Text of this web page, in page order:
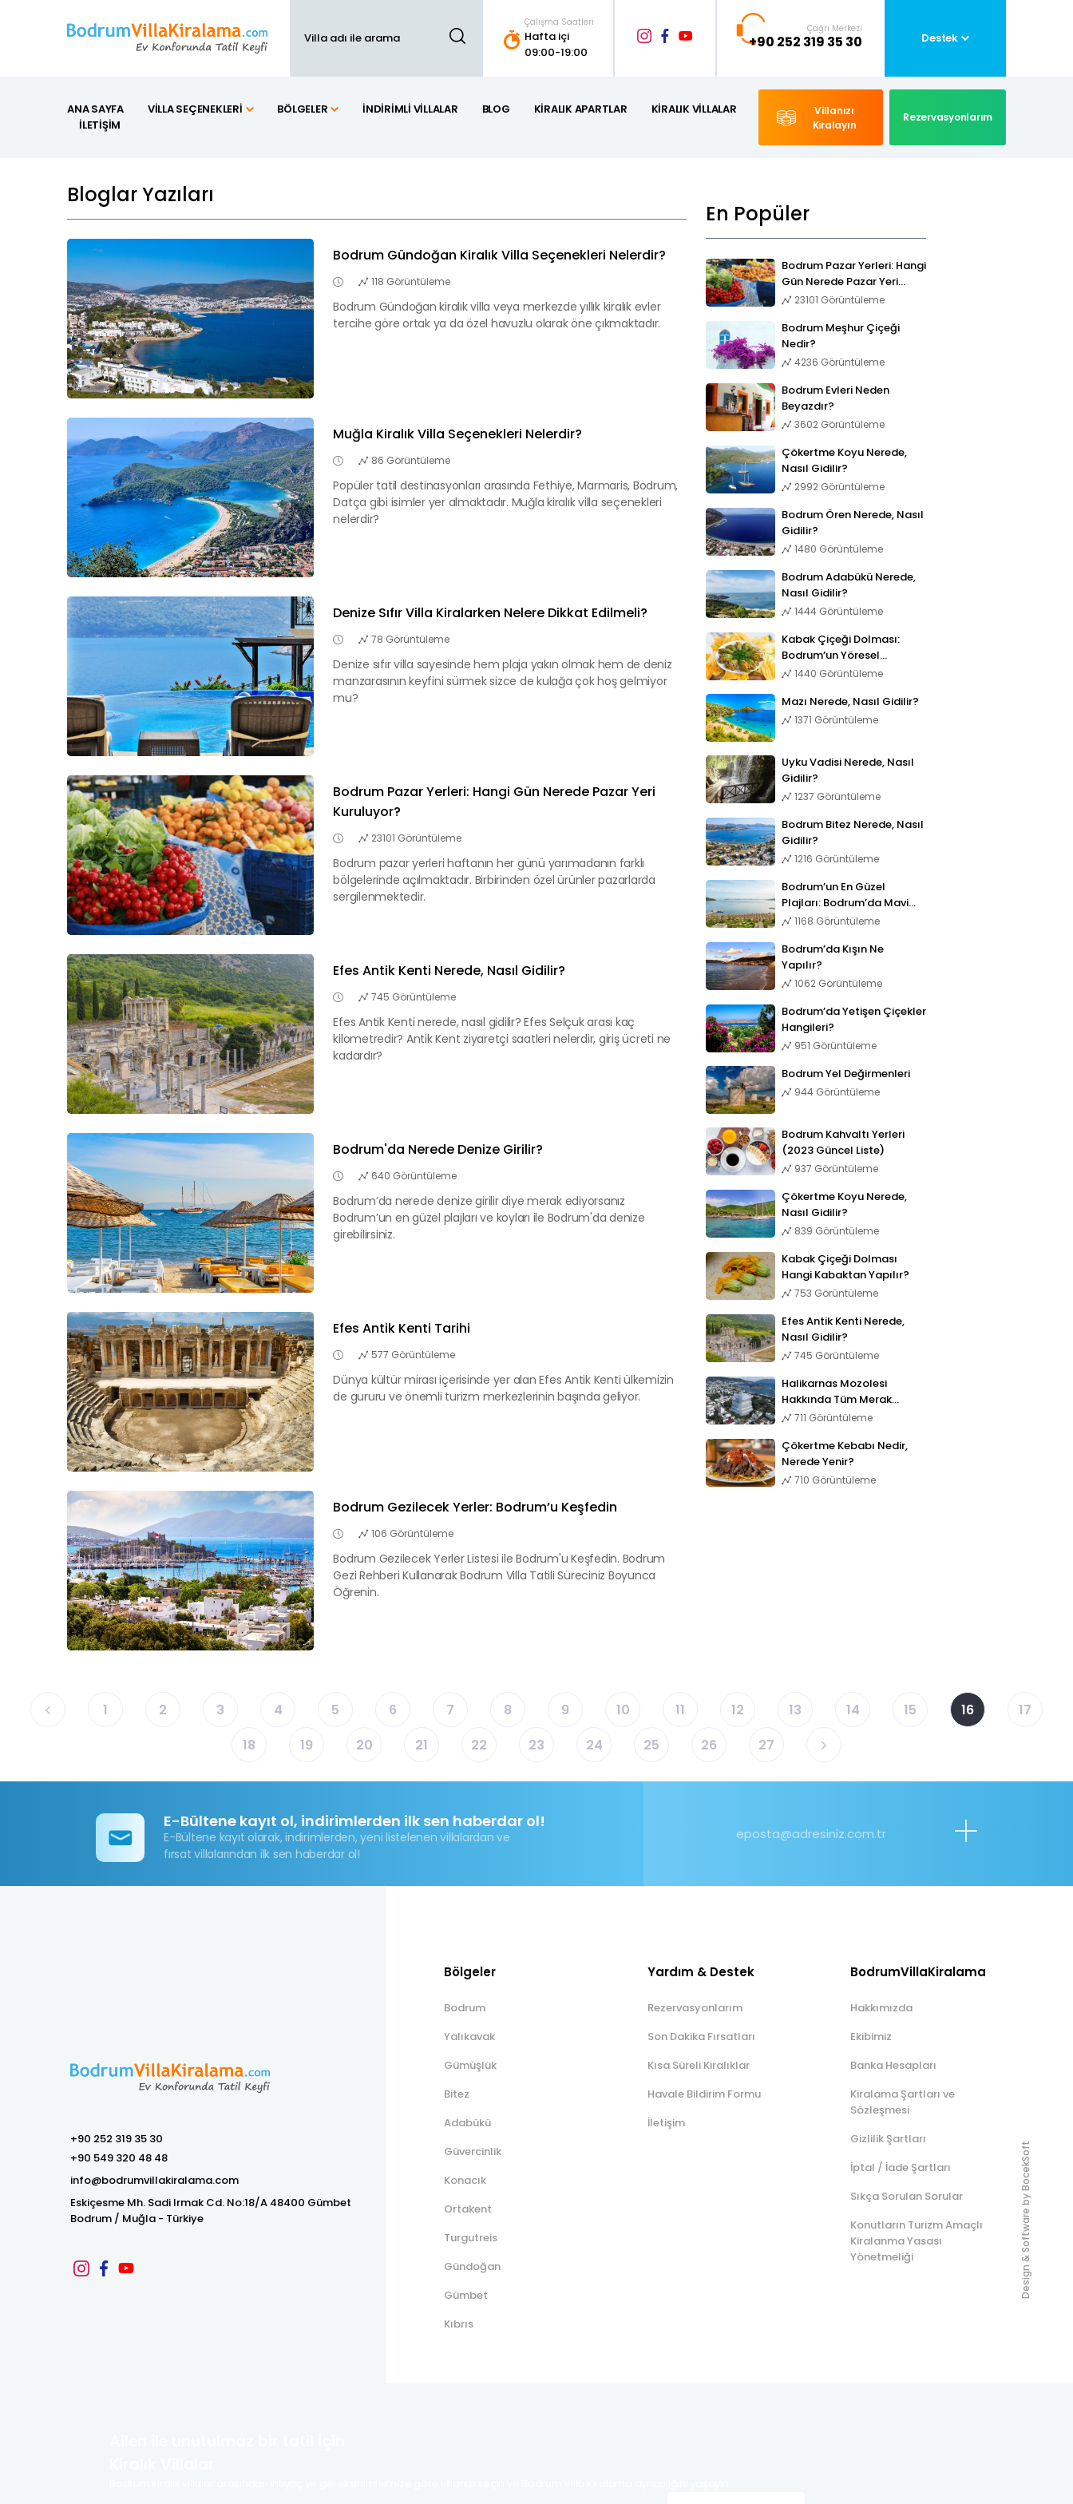
Çalışma Saatleri
Hafta içi
09:00-19:00
Çağrı Merkezi
+90 252 319 35 30 Destek
ANA SAYFA VILLA SEÇENEKLERI BÖLGELER İNDIRIMLI VILLALAR BLOG KIRALIK APARTLAR
KIRALIK VILLALAR
İLETIŞIM
Villanızı
Kiralayın
Rezervasyonlarım
Bloglar Yazıları
Bodrum Gündoğan Kiralık Villa Seçenekleri Nelerdir?
118 Görüntüleme
Bodrum Gündoğan kiralık villa veya merkezde yıllık kiralık evler
tercihe göre ortak ya da özel havuzlu olarak öne çıkmaktadır.
Muğla Kiralık Villa Seçenekleri Nelerdir?
86 Görüntüleme
Popüler tatil destinasyonları arasında Fethiye, Marmaris, Bodrum,
Datça gibi isimler yer almaktadır. Muğla kiralık villa seçenekleri
nelerdir?
Denize Sıfır Villa Kiralarken Nelere Dikkat Edilmeli?
78 Görüntüleme
Denize sıfır villa sayesinde hem plaja yakın olmak hem de deniz
manzarasının keyfini sürmek sizce de kulağa çok hoş gelmiyor
mu?
Bodrum Pazar Yerleri: Hangi Gün Nerede Pazar Yeri
Kuruluyor?
23101 Görüntüleme
Bodrum pazar yerleri haftanın her günü yarımadanın farklı
bölgelerinde açılmaktadır. Birbirinden özel ürünler pazarlarda
sergilenmektedir.
Efes Antik Kenti Nerede, Nasıl Gidilir?
745 Görüntüleme
Efes Antik Kenti nerede, nasıl gidilir? Efes Selçuk arası kaç
kilometredir? Antik Kent ziyaretçi saatleri nelerdir, giriş ücreti ne
kadardır?
Bodrum'da Nerede Denize Girilir?
640 Görüntüleme
Bodrum’da nerede denize girilir diye merak ediyorsanız
Bodrum’un en güzel plajları ve koyları ile Bodrum'da denize
girebilirsiniz.
Efes Antik Kenti Tarihi
577 Görüntüleme
Dünya kültür mirası içerisinde yer alan Efes Antik Kenti ülkemizin
de gururu ve önemli turizm merkezlerinin başında geliyor.
Bodrum Gezilecek Yerler: Bodrum’u Keşfedin
106 Görüntüleme
Bodrum Gezilecek Yerler Listesi ile Bodrum'u Keşfedin. Bodrum
Gezi Rehberi Kullanarak Bodrum Villa Tatili Süreciniz Boyunca
Öğrenin.
En Popüler
Bodrum Pazar Yerleri: Hangi
Gün Nerede Pazar Yeri
Kuruluyor?
23101 Görüntüleme
Bodrum Meşhur Çiçeği
Nedir?
4236 Görüntüleme
Bodrum Evleri Neden
Beyazdır?
3602 Görüntüleme
Çökertme Koyu Nerede,
Nasıl Gidilir?
2992 Görüntüleme
Bodrum Ören Nerede, Nasıl
Gidilir?
1480 Görüntüleme
Bodrum Adabükü Nerede,
Nasıl Gidilir?
1444 Görüntüleme
Kabak Çiçeği Dolması:
Bodrum’un Yöresel
Lezzetleri
1440 Görüntüleme
Mazı Nerede, Nasıl Gidilir?
1371 Görüntüleme
Uyku Vadisi Nerede, Nasıl
Gidilir?
1237 Görüntüleme
Bodrum Bitez Nerede, Nasıl
Gidilir?
1216 Görüntüleme
Bodrum’un En Güzel
Plajları: Bodrum’da Mavi
Bayraklı 11 Plaj
1168 Görüntüleme
Bodrum’da Kışın Ne
Yapılır?
1062 Görüntüleme
Bodrum’da Yetişen Çiçekler
Hangileri?
951 Görüntüleme
Bodrum Yel Değirmenleri
944 Görüntüleme
Bodrum Kahvaltı Yerleri
(2023 Güncel Liste)
937 Görüntüleme
Çökertme Koyu Nerede,
Nasıl Gidilir?
839 Görüntüleme
Kabak Çiçeği Dolması
Hangi Kabaktan Yapılır?
753 Görüntüleme
Efes Antik Kenti Nerede,
Nasıl Gidilir?
745 Görüntüleme
Halikarnas Mozolesi
Hakkında Tüm Merak
Edilenler
711 Görüntüleme
Çökertme Kebabı Nedir,
Nerede Yenir?
710 Görüntüleme
1 2 3 4 5 6 7 8 9 10 11 12 13 14 15 16
17
18
19 20 21 22 23 24 25 26 27
E-Bültene kayıt ol, indirimlerden ilk sen haberdar ol!
E-Bültene kayıt olarak, indirimlerden, yeni listelenen villalardan ve
fırsat villalarından ilk sen haberdar ol!
+90 252 319 35 30
+90 549 320 48 48
info@bodrumvillakiralama.com
Eskiçesme Mh. Sadi Irmak Cd. No:18/A 48400 Gümbet
Bodrum / Muğla - Türkiye
Bölgeler
Bodrum
Yalıkavak
Gümüşlük
Bitez
Adabükü
Güvercinlik
Konacık
Ortakent
Turgutreis
Gündoğan
Gümbet
Kıbrıs
Yardım & Destek
Rezervasyonlarım
Son Dakika Fırsatları
Kısa Süreli Kiralıklar
Havale Bildirim Formu
İletişim
BodrumVillaKiralama
Hakkımızda
Ekibimiz
Banka Hesapları
Kiralama Şartları ve
Sözleşmesi
Gizlilik Şartları
İptal / İade Şartları
Sıkça Sorulan Sorular
Konutların Turizm Amaçlı
Kiralanma Yasası
Yönetmeliği
Design & Software by
BocekSoft